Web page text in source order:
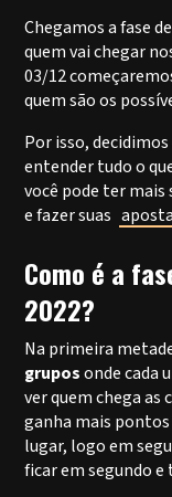
Chegamos a fase
quem vai chegar
03/12
quem são os
Por isso,
entender tudo o
você pode ter
e fazer suas
Como é a
2022?
Na primeira
gruposonde cada
ver quem chega as
ganha mais
lugar, logo em
ficar em segundo